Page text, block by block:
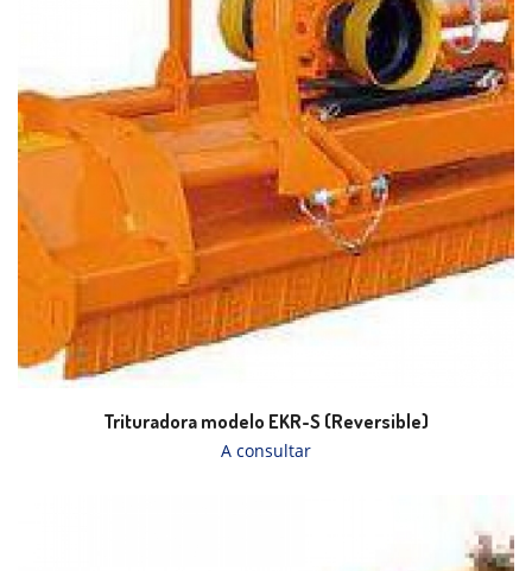
Trituradora modelo EKR-S (Reversible)
A consultar